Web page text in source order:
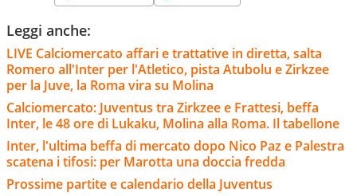
Leggi anche:
LIVE Calciomercato affari e trattative in diretta, salta
Romero all'Inter per l'Atletico, pista Atubolu e Zirkzee
per la Juve, la Roma vira su Molina
Calciomercato: Juventus tra Zirkzee e Frattesi, beffa
Inter, le 48 ore di Lukaku, Molina alla Roma. Il tabellone
Inter, l'ultima beffa di mercato dopo Nico Paz e Palestra
scatena i tifosi: per Marotta una doccia fredda
Prossime partite e calendario della Juventus